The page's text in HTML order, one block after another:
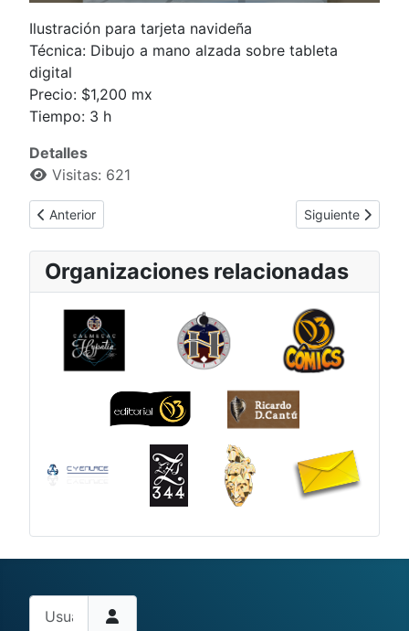
Ilustración para tarjeta navideña
Técnica: Dibujo a mano alzada sobre tableta
digital
Precio: $1,200 mx
Tiempo: 3 h
Detalles
Visitas: 621
Artículo anterior: Justicia
Anterior Artículo
Siguiente
Organizaciones relacionadas
Usuario